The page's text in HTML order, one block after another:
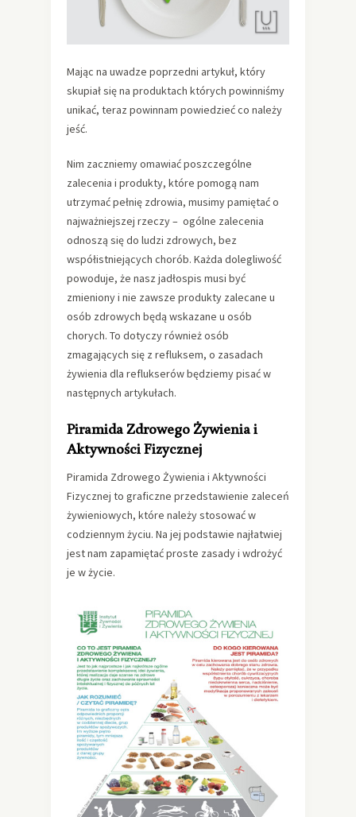
Mając na uwadze poprzedni artykuł, który
skupiał się na produktach których powinniśmy
unikać, teraz powinnam powiedzieć co należy
jeść.
Nim zaczniemy omawiać poszczególne
zalecenia i produkty, które pomogą nam
utrzymać pełnię zdrowia, musimy pamiętać o
najważniejszej rzeczy – ogólne zalecenia
odnoszą się do ludzi zdrowych, bez
współistniejących chorób. Każda dolegliwość
powoduje, że nasz jadłospis musi być
zmieniony i nie zawsze produkty zalecane u
osób zdrowych będą wskazane u osób
chorych. To dotyczy również osób
zmagających się z refluksem, o zasadach
żywienia dla reflukserów będziemy pisać w
następnych artykułach.
Piramida Zdrowego Żywienia i
Aktywności Fizycznej
Piramida Zdrowego Żywienia i Aktywności
Fizycznej to graficzne przedstawienie zaleceń
żywieniowych, które należy stosować w
codziennym życiu. Na jej podstawie najłatwiej
jest nam zapamiętać proste zasady i wdrożyć
je w życie.